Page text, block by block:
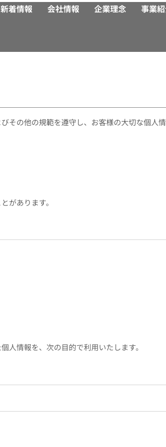
新着情報 会社情報 企業理念 事業
の他の規範を遵守し、お客様の大切な個人
があります。
人情報を、次の目的で利用いたします。